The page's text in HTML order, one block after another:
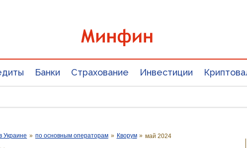
Банки Страхование Инвестиции
Украине » по основным операторам » Кворум » май 2024